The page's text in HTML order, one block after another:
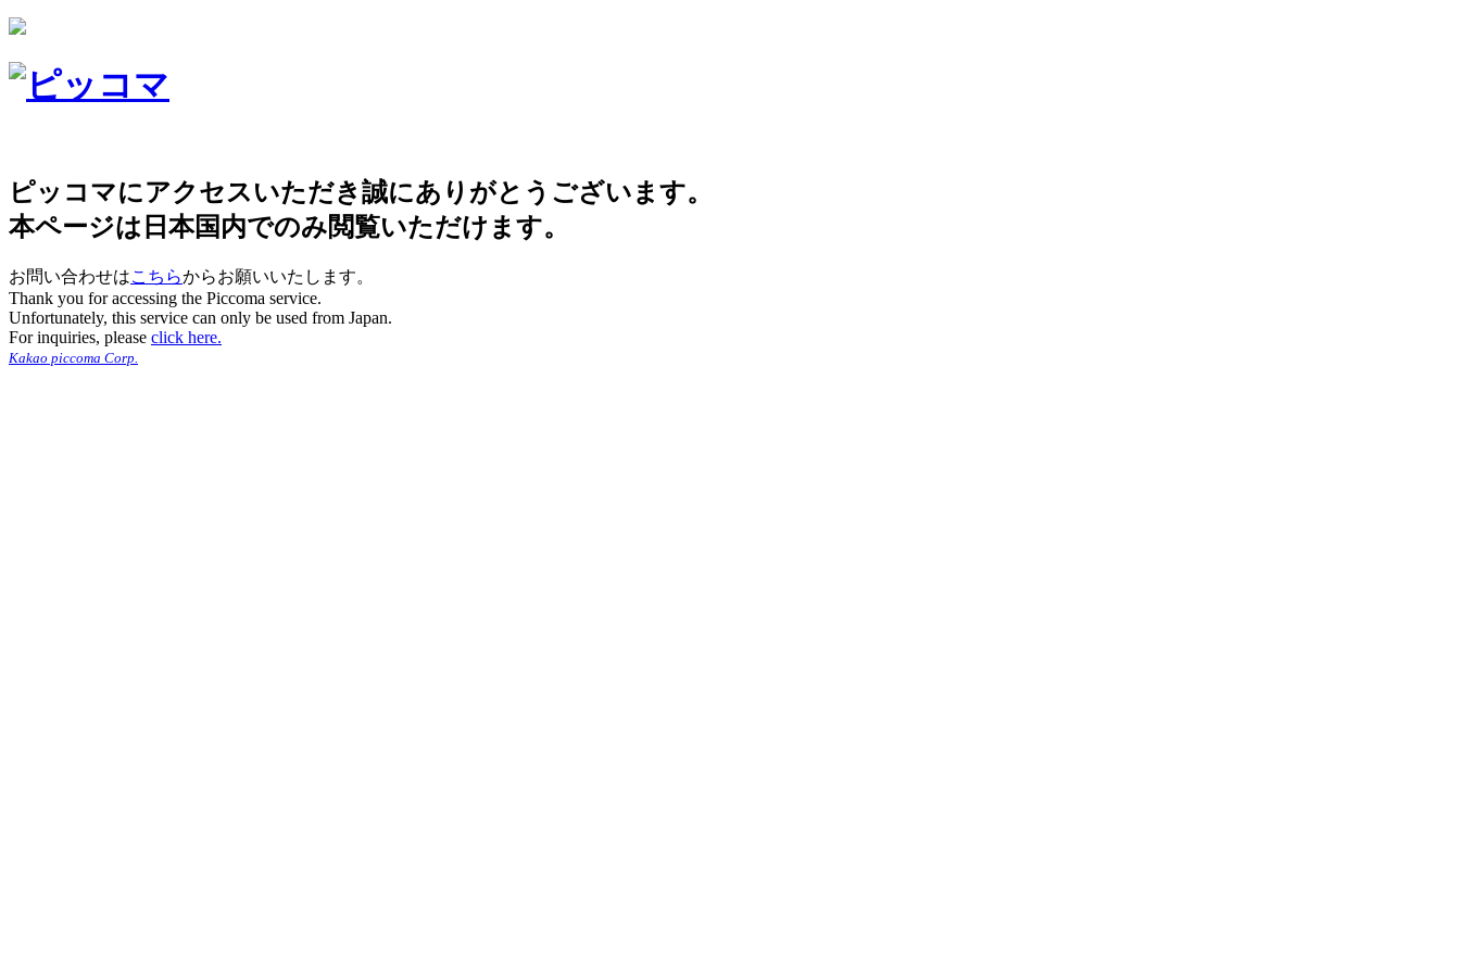
ピッコマにアクセスいただき誠にありがとうございます。
本ページは日本国内でのみ閲覧いただけます。
お問い合わせはこちらからお願いいたします。
Thank you for accessing the Piccoma service.
Unfortunately, this service can only be used from Japan.
For inquiries, please click here.
Kakao piccoma Corp.